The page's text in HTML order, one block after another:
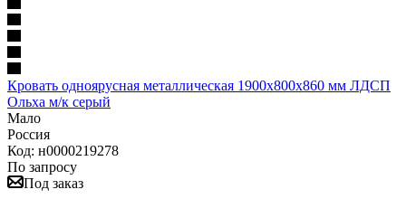
Кровать одноярусная металлическая 1900х800х860 мм ЛДСП
Ольха м/к серый
Мало
Россия
Код: н0000219278
По запросу
Под заказ